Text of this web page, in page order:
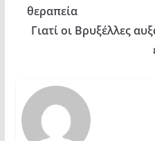
θεραπεία
Γιατί οι Βρυξέλλες